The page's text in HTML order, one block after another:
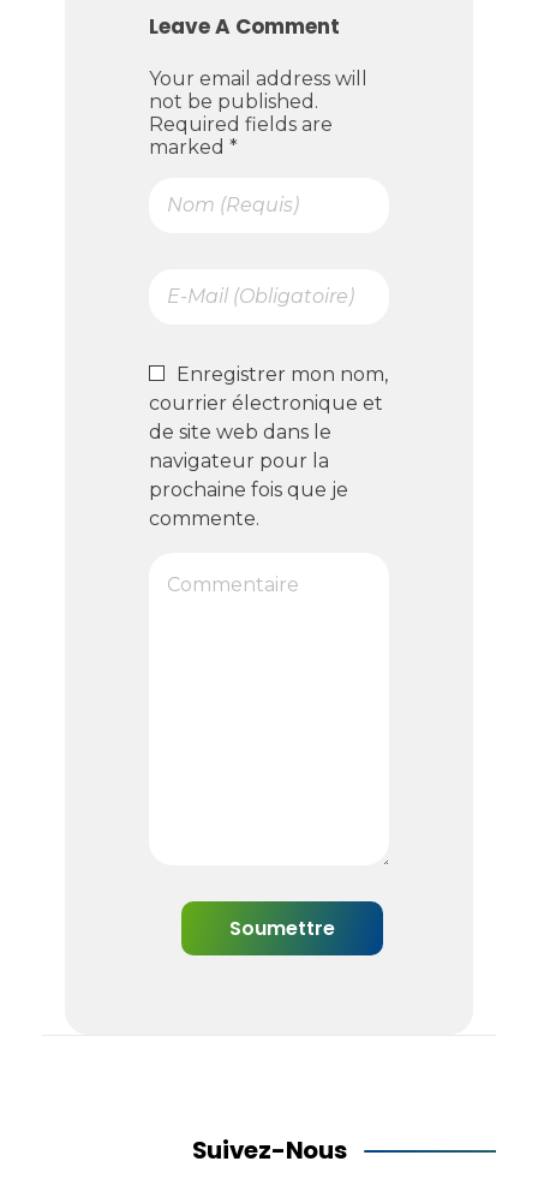
Leave A Comment
Your email address will
not be published.
Required fields are
marked *
Enregistrer mon nom,
courrier électronique et
de site web dans le
navigateur pour la
prochaine fois que je
commente.
Suivez-Nous